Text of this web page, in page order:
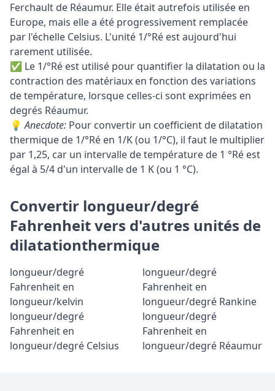
Ferchault de Réaumur. Elle était autrefois utilisée en
Europe, mais elle a été progressivement remplacée
par l'échelle Celsius. L'unité 1/°Ré est aujourd'hui
rarement utilisée.
✅ Le 1/°Ré est utilisé pour quantifier la dilatation ou la
contraction des matériaux en fonction des variations
de température, lorsque celles-ci sont exprimées en
degrés Réaumur.
💡Anecdote: Pour convertir un coefficient de dilatation
thermique de 1/°Ré en 1/K (ou 1/°C), il faut le multiplier
par 1,25, car un intervalle de température de 1 °Ré est
égal à 5/4 d'un intervalle de 1 K (ou 1 °C).
Convertir longueur/degré
Fahrenheit vers d'autres unités de
dilatationthermique
longueur/degré
Fahrenheit en
longueur/kelvin
longueur/degré
Fahrenheit en
longueur/degré Celsius
longueur/degré
Fahrenheit en
longueur/degré Rankine
longueur/degré
Fahrenheit en
longueur/degré Réaumur